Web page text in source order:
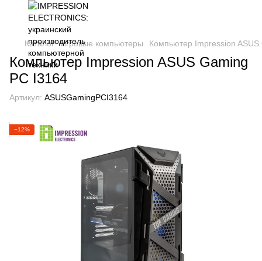
Каталог Игровые компьютеры Компьютер Impression
Компьютер Impression ASUS Gaming
PC I3164
Артикул: ASUSGamingPCI3164
−12%